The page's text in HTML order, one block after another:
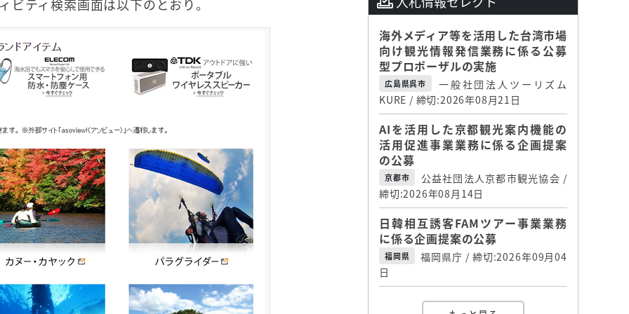
ティ検索画面は以下のとおり。
海外メディア等を活用した台湾市場
向け観光情報発信業務に係る公募
型プロポーザルの実施
広島県呉市
一般社団法人ツーリズム
KURE / 締切:2026年08月21日
AIを活用した京都観光案内機能の
活用促進事業業務に係る企画提案
の公募
京都市
公益社団法人京都市観光協会 /
締切:2026年08月14日
日韓相互誘客FAMツアー事業業務
に係る企画提案の公募
福岡県
福岡県庁 / 締切:2026年09月04
日